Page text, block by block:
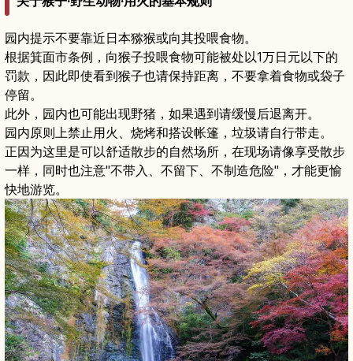
园内提示不要靠近日本猕猴或向其投喂食物。
根据箕面市条例，向猴子投喂食物可能被处以1万日元以下的
罚款，因此即使看到猴子也请保持距离，不要拿着食物或袋子
停留。
此外，园内也可能出现野猪，如果遇到请缓慢后退离开。
园内原则上禁止用火、烧烤和搭设帐篷，垃圾请自行带走。
正因为这里是可以舒适散步的自然场所，在现场请像享受散步
一样，同时也注意"不带入、不留下、不制造危险"，才能更愉
快地游览。